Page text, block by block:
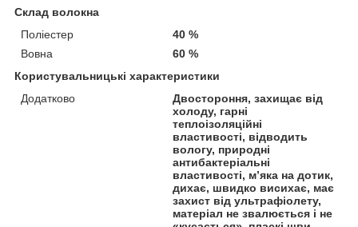
Склад волокна
Поліестер
40 %
Вовна
60 %
Користувальницькі характеристики
Додатково
Двостороння, захищає від
холоду, гарні
теплоізоляційні
властивості, відводить
вологу, природні
антибактеріальні
властивості, м’яка на дотик,
дихає, швидко висихає, має
захист від ультрафіолету,
матеріал не звалюється і не